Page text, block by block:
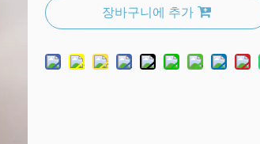
장바구니에 추가